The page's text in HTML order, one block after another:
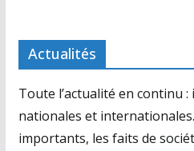
Actualités
Toute l’actualité en continu
nationales et
importants, les faits de